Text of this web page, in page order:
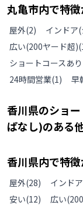
丸亀市内で特
屋外(2) インドア
広い(200ヤード超)(
ショートコースあり
24時間営業(1) 早
香川県のショ
ぱなし)のある
香川県内で特
屋外(28) インド
安い(12) 広い